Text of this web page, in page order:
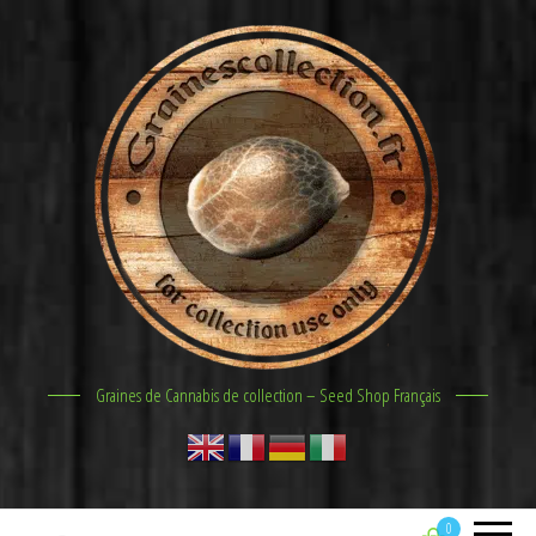
Graines de Cannabis de collection – Seed Shop Français
0